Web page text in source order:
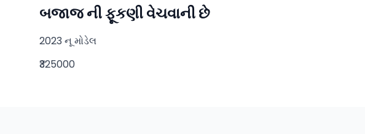
બજાજ ની ફૂકણી વેચવાની છે
2023 નૂ મોડેલ
₹325000